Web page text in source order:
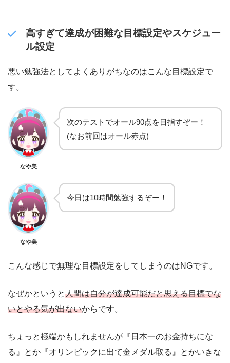
高すぎて達成が困難な目標設定やスケジュー
ル設定
悪い勉強法としてよくありがちなのはこんな目標設定で
す。
なや美
次のテストでオール90点を目指すぞー！
(なお前回はオール赤点)
なや美
今日は10時間勉強するぞー！
こんな感じで無理な目標設定をしてしまうのはNGです。
なぜかというと人間は自分が達成可能だと思える目標でな
いとやる気が出ないからです。
ちょっと極端かもしれませんが『日本一のお金持ちにな
る』とか『オリンピックに出て金メダル取る』とかいきな